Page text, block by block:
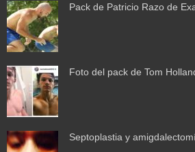
Pack de Patricio Razo de
Foto del pack de Tom
Septoplastia y